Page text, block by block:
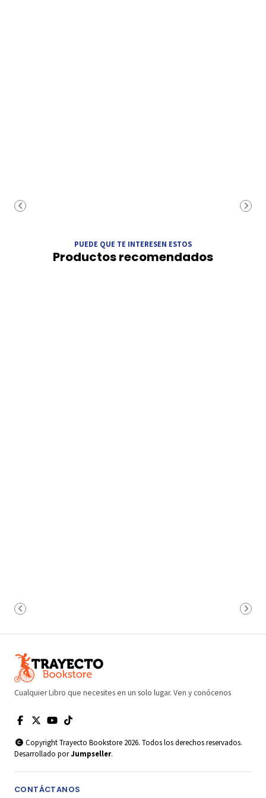
PUEDE QUE TE INTERESEN ESTOS
Productos recomendados
Cualquier Libro que necesites en un solo lugar. Ven y conócenos
Copyright Trayecto Bookstore 2026. Todos los derechos reservados.
Desarrollado porJumpseller.
CONTÁCTANOS